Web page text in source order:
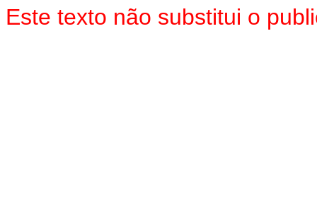
Este texto não substitui o